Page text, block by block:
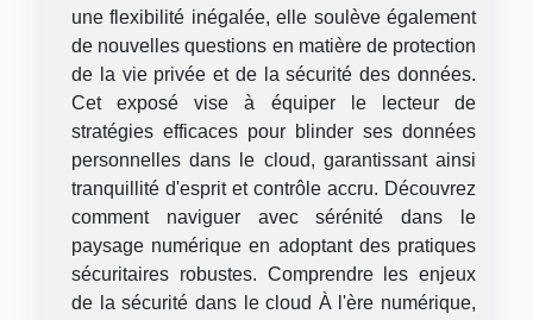
une flexibilité inégalée, elle soulève également
de nouvelles questions en matière de protection
de la vie privée et de la sécurité des données.
Cet exposé vise à équiper le lecteur de
stratégies efficaces pour blinder ses données
personnelles dans le cloud, garantissant ainsi
tranquillité d'esprit et contrôle accru. Découvrez
comment naviguer avec sérénité dans le
paysage numérique en adoptant des pratiques
sécuritaires robustes. Comprendre les enjeux
de la sécurité dans le cloud À l'ère numérique,